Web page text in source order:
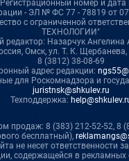
номер и
- ЭЛ № ФС 77 - 78819 от
с ограниченной
ТЕХНОЛОГИИ"
редактор: Назарчук Ангелина
Омск, ул. Т. К.
8 (3812) 38-08-69
адрес редакции:
для Роскомнадзора и
juristnsk@shkulev.ru
Техподдержка:
продаж: 8 (383) 212-52-52, 8
бесплатный),
не несет ответственности
содержащейся в рекламных